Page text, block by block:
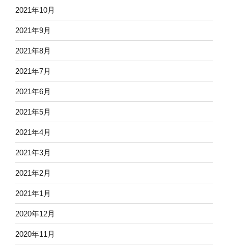
2021年10月
2021年9月
2021年8月
2021年7月
2021年6月
2021年5月
2021年4月
2021年3月
2021年2月
2021年1月
2020年12月
2020年11月